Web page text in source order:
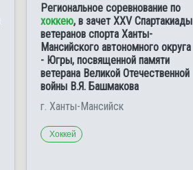
Региональное соревнование по
хоккею, в зачет XXV Спартакиады
ветеранов спорта Ханты-
Мансийского автономного округа
- Югры, посвященной памяти
ветерана Великой Отечественной
войны В.Я. Башмакова
г. Ханты-Мансийск
Хоккей